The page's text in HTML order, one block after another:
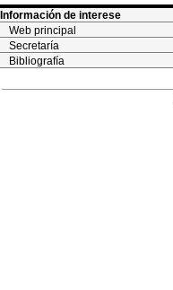
Información de interese
Web principal
Secretaría
Bibliografía